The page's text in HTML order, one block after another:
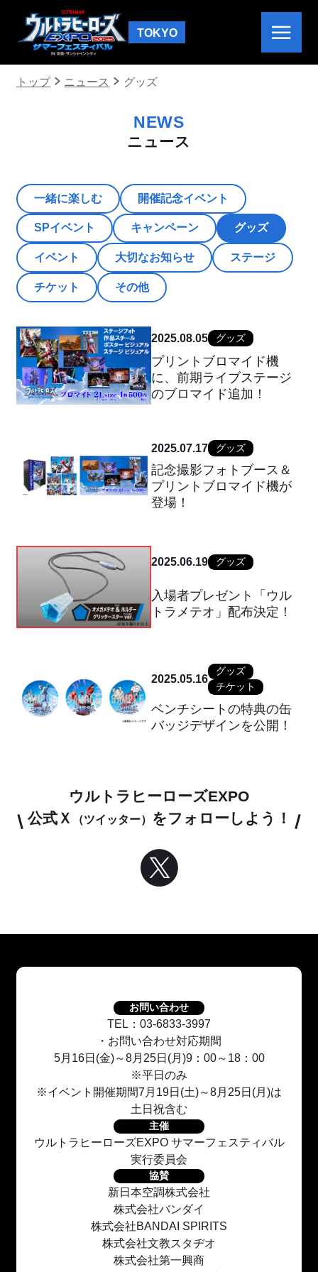
TOKYO
トップ ニュース グッズ
NEWS
ニュース
一緒に楽しむ 開催記念イベント
SPイベント キャンペーン グッズ
イベント 大切なお知らせ ステージ
チケット その他
2025.08.05 グッズ
プリントブロマイド機
に、前期ライブステージ
のブロマイド追加！
2025.07.17 グッズ
記念撮影フォトブース＆
プリントブロマイド機が
登場！
2025.06.19 グッズ
入場者プレゼント「ウル
トラメテオ」配布決定！
2025.05.16
グッズ
チケット
ベンチシートの特典の缶
バッジデザインを公開！
ウルトラヒーローズEXPO
公式Ｘ
（ツイッター） をフォローしよう！
お問い合わせ
TEL：03-6833-3997
・お問い合わせ対応期間
5月16日(金)～8月25日(月)9：00～18：00
※平日のみ
※イベント開催期間7月19日(土)～8月25日(月)は
土日祝含む
主催
ウルトラヒーローズEXPO サマーフェスティバル
実行委員会
協賛
新日本空調株式会社
株式会社バンダイ
株式会社BANDAI SPIRITS
株式会社文教スタヂオ
株式会社第一興商